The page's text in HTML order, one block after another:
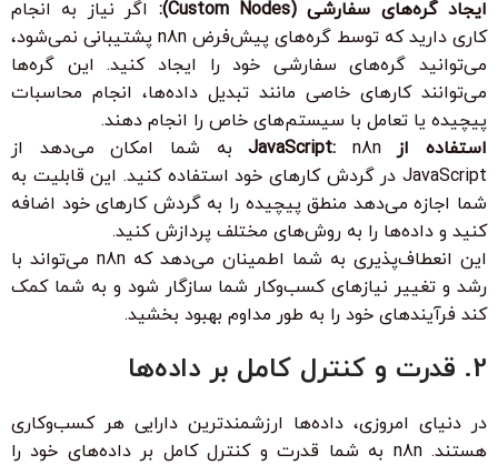
ایجاد گره‌های سفارشی (Custom Nodes):
اگر نیاز به انجام
کاری دارید که توسط گره‌های پیش‌فرض n8n پشتیبانی نمی‌شود،
می‌توانید گره‌های سفارشی خود را ایجاد کنید. این گره‌ها
می‌توانند کارهای خاصی مانند تبدیل داده‌ها، انجام محاسبات
پیچیده یا تعامل با سیستم‌های خاص را انجام دهند.
استفاده از JavaScript:
n8n به شما امکان می‌دهد از
JavaScript در گردش کارهای خود استفاده کنید. این قابلیت به
شما اجازه می‌دهد منطق پیچیده را به گردش کارهای خود اضافه
کنید و داده‌ها را به روش‌های مختلف پردازش کنید.
این انعطاف‌پذیری به شما اطمینان می‌دهد که n8n می‌تواند با
رشد و تغییر نیازهای کسب‌وکار شما سازگار شود و به شما کمک
کند فرآیندهای خود را به طور مداوم بهبود بخشید.
2. قدرت و کنترل کامل بر داده‌ها
در دنیای امروزی، داده‌ها ارزشمندترین دارایی هر کسب‌وکاری
هستند. n8n به شما قدرت و کنترل کامل بر داده‌های خود را